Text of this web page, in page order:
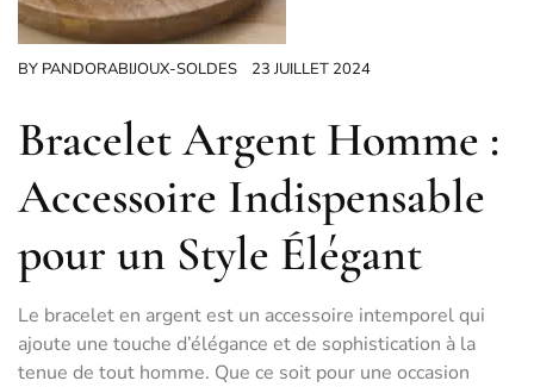
BY PANDORABIJOUX-SOLDES 23 JUILLET 2024
Bracelet Argent Homme :
Accessoire Indispensable
pour un Style Élégant
Le bracelet en argent est un accessoire intemporel qui
ajoute une touche d’élégance et de sophistication à la
tenue de tout homme. Que ce soit pour une occasion